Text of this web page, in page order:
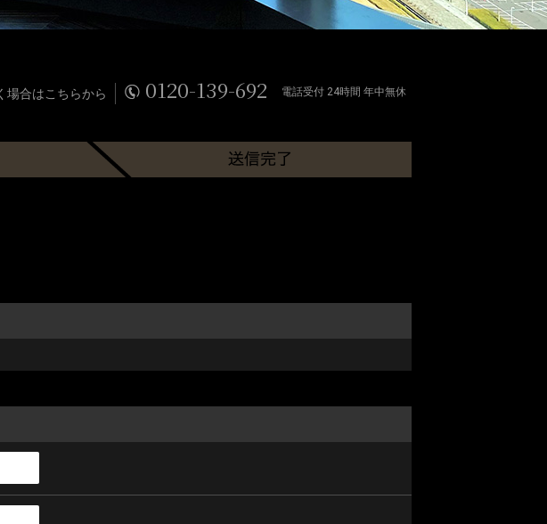
場合はこちらから 0120-139-692 電話受付 24時間 年中無休